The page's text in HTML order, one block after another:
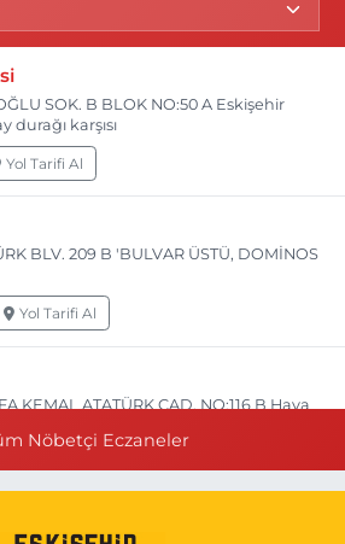
SOK. B BLOK NO:50 A Eskişehir
durağı karşısı
Yol Tarifi Al
BLV. 209 B 'BULVAR ÜSTÜ, DOMİNOS
Yol Tarifi Al
KEMAL ATATÜRK CAD. NO:116 B Hava
Nöbetçi Eczaneler